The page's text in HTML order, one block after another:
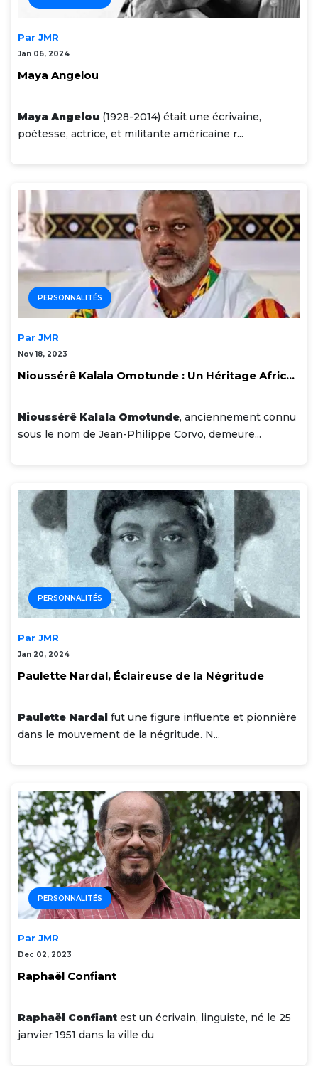
Par JMR
Jan 06, 2024
Maya Angelou
Maya Angelou (1928-2014) était une écrivaine,
poétesse, actrice, et militante américaine r...
PERSONNALITÉS
Par JMR
Nov 18, 2023
Nioussérê Kalala Omotunde : Un Héritage Afric...
Nioussérê Kalala Omotunde, anciennement connu
sous le nom de Jean-Philippe Corvo, demeure...
PERSONNALITÉS
Par JMR
Jan 20, 2024
Paulette Nardal, Éclaireuse de la Négritude
Paulette Nardal fut une figure influente et pionnière
dans le mouvement de la négritude. N...
PERSONNALITÉS
Par JMR
Dec 02, 2023
Raphaël Confiant
Raphaël Confiant est un écrivain, linguiste, né le 25
janvier 1951 dans la ville du